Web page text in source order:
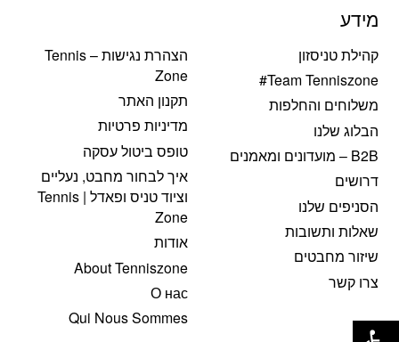
מידע
קהילת טניסזון
Team Tenniszone#
משלוחים והחלפות
הבלוג שלנו
B2B – מועדונים ומאמנים
דרושים
הסניפים שלנו
שאלות ותשובות
שיזור מחבטים
צרו קשר
הצהרת נגישות – Tennis
Zone
תקנון האתר
מדיניות פרטיות
טופס ביטול עסקה
איך לבחור מחבט, נעליים
וציוד טניס ופאדל | Tennis
Zone
אודות
About Tenniszone
О нас
Qui Nous Sommesפתח סרגל נגישות